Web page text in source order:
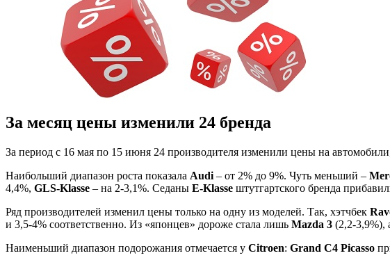
За месяц цены изменили 24 бренда
За период с 16 мая по 15 июня 24 производителя изменили цены на
Наибольший диапазон роста показала Audi – от 2% до 9%. Чуть меньший –
4,4%, GLS-Klasse – на 2-3,1%. Седаны E-Klasse штутгартского бренда
Ряд производителей изменил цены только на одну из моделей. Так, хэтчбек
и 3,5-4% соответственно. Из «японцев» дороже стала лишь Mazda 3 (2,2-3,9%),
Наименьший диапазон подорожания отмечается у Citroen: Grand C4 Picasso